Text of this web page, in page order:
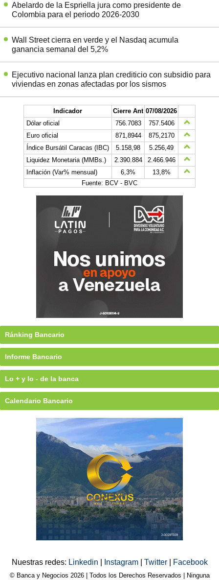
Abelardo de la Espriella jura como presidente de
Colombia para el periodo 2026-2030
Wall Street cierra en verde y el Nasdaq acumula
ganancia semanal del 5,2%
Ejecutivo nacional lanza plan crediticio con subsidio para
viviendas en zonas afectadas por los sismos
Indicador Cierre Ant 07/08/2026
Dólar oficial
756.7083
757.5406
Euro oficial
871,8944
875,2170
Índice Bursátil Caracas (IBC)
5.158,98
5.256,49
Liquidez Monetaria (MMBs.)
2.390.884
2.466.946
Inflación (Var% mensual)
6,3%
13,8%
Fuente: BCV - BVC
Ránking Bancario
Informe Bancario
Lo + y lo - de la banca
Calendario Bancario
Nuestras redes: Linkedin Instagram Twitter Facebook
© Banca y Negocios 2026 | Todos los Derechos Reservados | Ninguna